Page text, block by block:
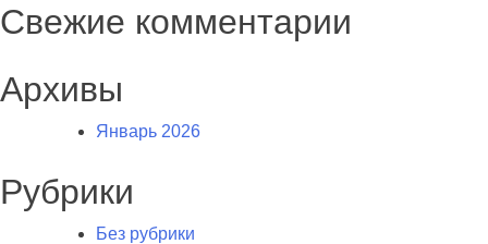
Свежие комментарии
Архивы
Январь 2026
Рубрики
Без рубрики